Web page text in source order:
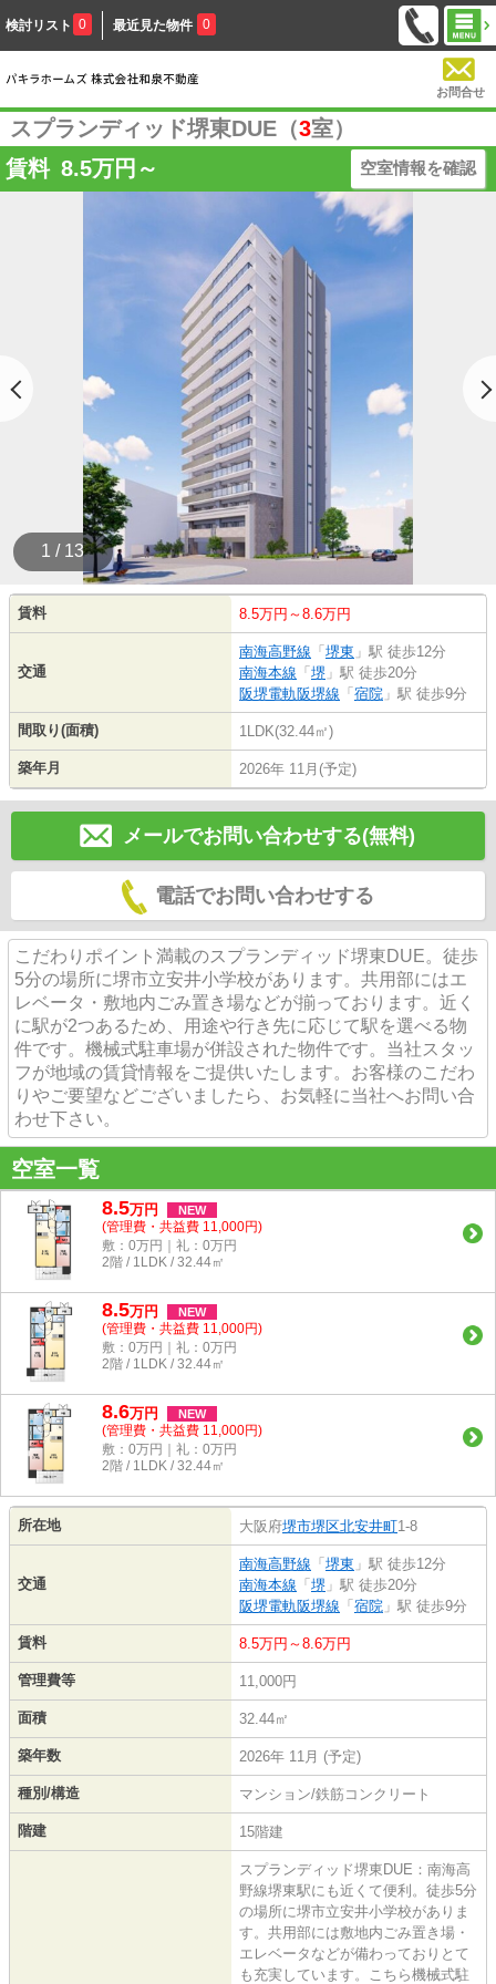
検討リスト 0 最近見た物件 0
お問合せ
スプランディッド堺東DUE（3室）
賃料 8.5万円～ 空室情報を確認
1 / 13
賃料 8.5万円～8.6万円
交通
南海高野線 「 堺東 」駅 徒歩12分
南海本線 「 堺 」駅 徒歩20分
阪堺電軌阪堺線 「 宿院 」駅 徒歩9分
間取り(面積) 1LDK(32.44㎡)
築年月 2026年 11月(予定)
メールでお問い合わせする(無料)
電話でお問い合わせする
こだわりポイント満載のスプランディッド堺東DUE。徒歩
5分の場所に堺市立安井小学校があります。共用部にはエ
レベータ・敷地内ごみ置き場などが揃っております。近く
に駅が2つあるため、用途や行き先に応じて駅を選べる物
件です。機械式駐車場が併設された物件です。当社スタッ
フが地域の賃貸情報をご提供いたします。お客様のこだわ
りやご要望などございましたら、お気軽に当社へお問い合
わせ下さい。
空室一覧
8.5万円 NEW
(管理費・共益費 11,000円)
敷：0万円｜礼：0万円
2階 / 1LDK / 32.44㎡
8.5万円 NEW
(管理費・共益費 11,000円)
敷：0万円｜礼：0万円
2階 / 1LDK / 32.44㎡
8.6万円 NEW
(管理費・共益費 11,000円)
敷：0万円｜礼：0万円
2階 / 1LDK / 32.44㎡
所在地 大阪府堺市堺区北安井町1-8
交通
南海高野線 「 堺東 」駅 徒歩12分
南海本線 「 堺 」駅 徒歩20分
阪堺電軌阪堺線 「 宿院 」駅 徒歩9分
賃料 8.5万円～8.6万円
管理費等 11,000円
面積 32.44㎡
築年数 2026年 11月 (予定)
種別/構造 マンション/鉄筋コンクリート
階建 15階建
スプランディッド堺東DUE：南海高
野線堺東駅にも近くて便利。徒歩5分
の場所に堺市立安井小学校がありま
す。共用部には敷地内ごみ置き場・
エレベータなどが備わっておりとて
も充実しています。こちら機械式駐